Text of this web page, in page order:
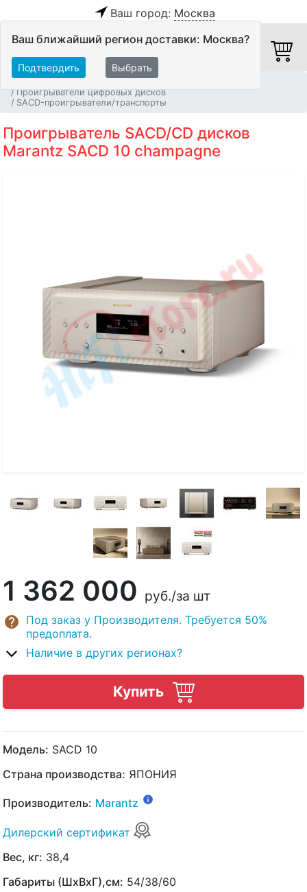
Ваш город: Москва
Ваш ближайший регион доставки: Москва?
Подтвердить Выбрать
Проигрыватели цифровых дисков
SACD-проигрыватели/транспорты
Проигрыватель SACD/CD дисков
Marantz SACD 10 champagne
1 362 000 руб./за шт
Под заказ у Производителя. Требуется 50%
предоплата.
Наличие в других регионах?
Купить
Модель: SACD 10
Страна производства: ЯПОНИЯ
Производитель: Marantz
Дилерский сертификат
Вес, кг: 38,4
Габариты (ШхВхГ),см: 54/38/60